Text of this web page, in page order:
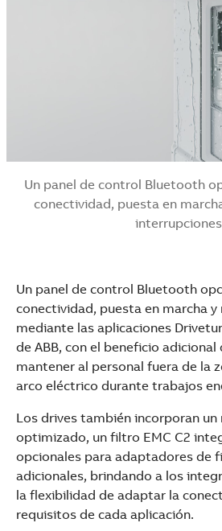
Un panel de control Bluetooth
conectividad, puesta en
Un panel de control Bluetooth
conectividad, puesta en marcha
mediante las aplicaciones
de ABB, con el beneficio
mantener al personal fuera de la
arco eléctrico durante trabajos
Los drives también incorporan un
optimizado, un filtro EMC C2
opcionales para adaptadores de
adicionales, brindando a los
la flexibilidad de adaptar la
requisitos de cada aplicación.